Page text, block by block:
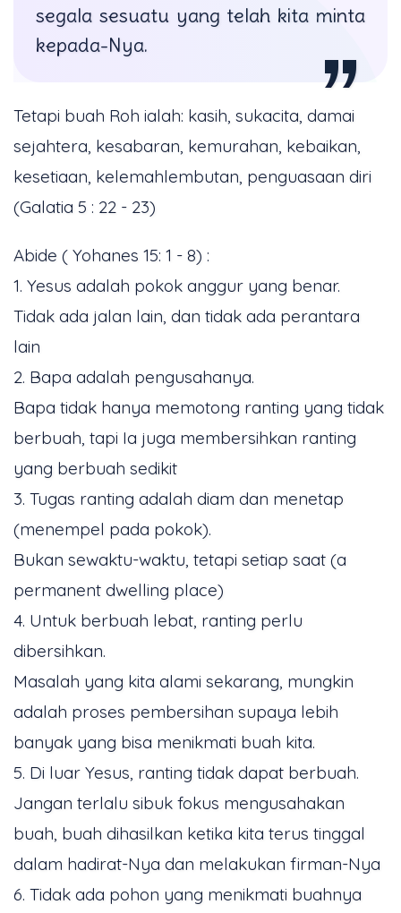
segala sesuatu yang telah kita minta
kepada-Nya.
Tetapi buah Roh ialah: kasih, sukacita, damai
sejahtera, kesabaran, kemurahan, kebaikan,
kesetiaan, kelemahlembutan, penguasaan diri
(Galatia 5 : 22 - 23)
Abide ( Yohanes 15: 1 - 8) :
1. Yesus adalah pokok anggur yang benar.
Tidak ada jalan lain, dan tidak ada perantara
lain
2. Bapa adalah pengusahanya.
Bapa tidak hanya memotong ranting yang tidak
berbuah, tapi Ia juga membersihkan ranting
yang berbuah sedikit
3. Tugas ranting adalah diam dan menetap
(menempel pada pokok).
Bukan sewaktu-waktu, tetapi setiap saat (a
permanent dwelling place)
4. Untuk berbuah lebat, ranting perlu
dibersihkan.
Masalah yang kita alami sekarang, mungkin
adalah proses pembersihan supaya lebih
banyak yang bisa menikmati buah kita.
5. Di luar Yesus, ranting tidak dapat berbuah.
Jangan terlalu sibuk fokus mengusahakan
buah, buah dihasilkan ketika kita terus tinggal
dalam hadirat-Nya dan melakukan firman-Nya
6. Tidak ada pohon yang menikmati buahnya